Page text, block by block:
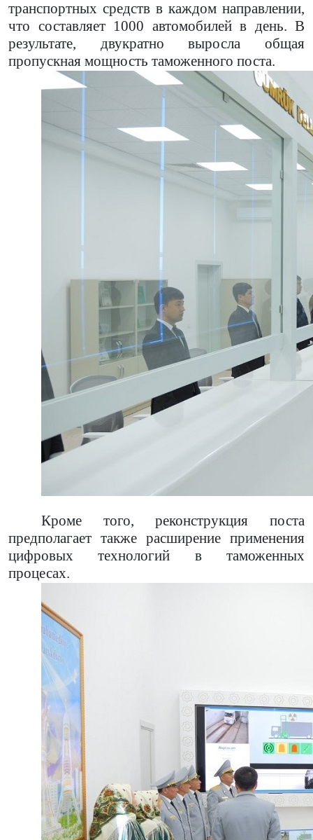
транспортных средств в каждом направлении,
что составляет 1000 автомобилей в день. В
результате, двукратно выросла общая
пропускная мощность таможенного поста.
Кроме того, реконструкция поста
предполагает также расширение применения
цифровых технологий в таможенных
процесах.